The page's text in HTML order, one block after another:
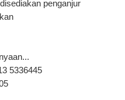
penganjur
5336445